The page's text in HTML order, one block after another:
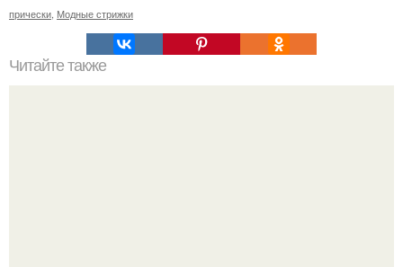
прически Модные стрижки
Читайте также